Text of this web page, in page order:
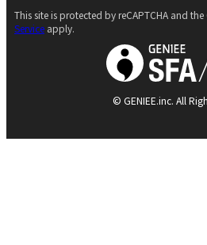
© GENIEE.inc. All
This site is protected by reCAPTCHA and
Service apply.